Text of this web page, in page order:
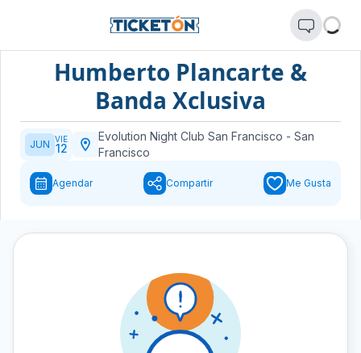
Humberto Plancarte &
Banda Xclusiva
JUN VIE
12
Evolution Night Club San Francisco - San
Francisco
Agendar Compartir Me Gusta